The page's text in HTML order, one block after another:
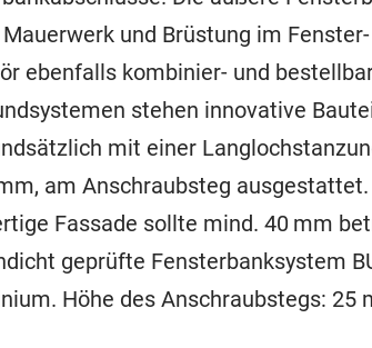
und Brüstung im
ebenfalls kombinier- und
stehen innovative
mit einer
am Anschraubsteg ausgestattet.
Fassade sollte mind. 40 mm
geprüfte Fensterbanksystem
Höhe des Anschraubstegs: 25